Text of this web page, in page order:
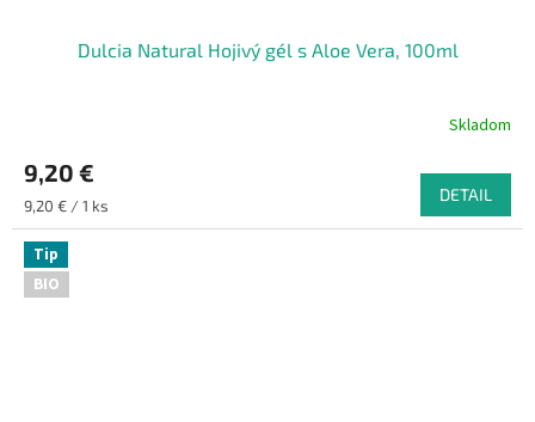
Dulcia Natural Hojivý gél s Aloe Vera, 100ml
Skladom
9,20 €
Jednotková
cena:
9,20 € / 1 ks
DETAIL
Tip
BIO